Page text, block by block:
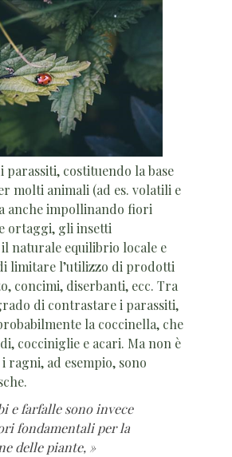
parassiti, costituendo la base
molti animali (ad es. volatili e
anche impollinando fiori
ortaggi, gli insetti
naturale equilibrio locale e
limitare l’utilizzo di prodotti
concimi, diserbanti, ecc. Tra
di contrastare i parassiti,
la coccinella, che
cocciniglie e acari. Ma non è
ragni, ad esempio, sono
e farfalle sono invece
fondamentali per la
delle piante, »